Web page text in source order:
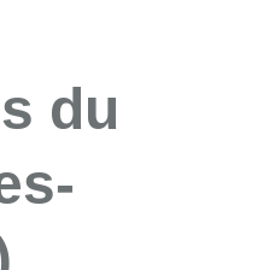
du